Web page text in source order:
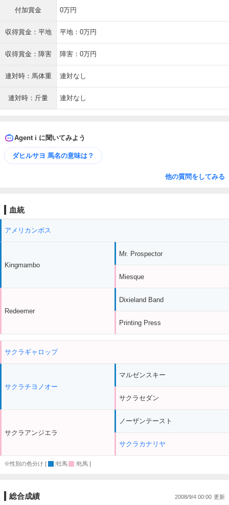
付加賞金 0万円
収得賞金：平地 平地：0万円
収得賞金：障害 障害：0万円
連対時：馬体重 連対なし
連対時：斤量 連対なし
Agent i に聞いてみよう
ダヒルサヨ 馬名の意味は？
他の質問をしてみる
血統
アメリカンボス
Kingmambo
Redeemer
Mr. Prospector
Miesque
Dixieland Band
Printing Press
サクラギャロップ
サクラチヨノオー
サクラアンジエラ
マルゼンスキー
サクラセダン
ノーザンテースト
サクラカナリヤ
※性別の色分け [ :牡馬 :牝馬 ]
総合成績 2008/9/4 00:00